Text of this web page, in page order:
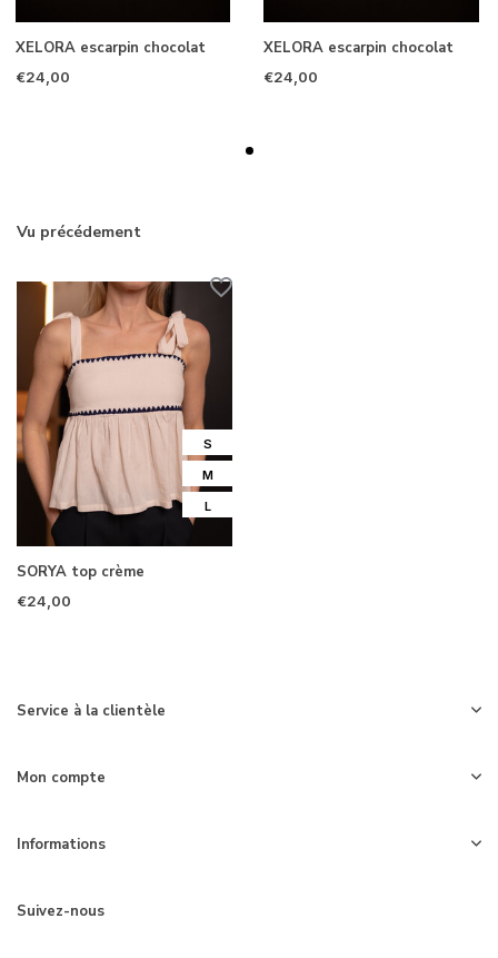
XELORA escarpin chocolat
€24,00
XELORA escarpin chocolat
€24,00
Vu précédement
S
M
L
SORYA top crème
€24,00
Service à la clientèle
Mon compte
Informations
Suivez-nous